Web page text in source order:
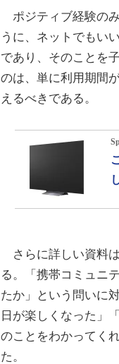
ポジティブ経験の
うに、ネットでもい
であり、そのことを
のは、単に利用期間
えるべきである。
さらに詳しい資料は
る。「携帯コミュニ
たか」という問いに
日が楽しくなった」
のことをわかってく
た。